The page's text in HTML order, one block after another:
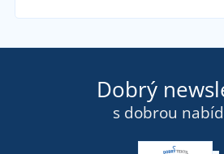
Dobrý
s dobrou